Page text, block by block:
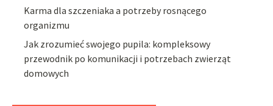
Karma dla szczeniaka a potrzeby rosnącego
organizmu
Jak zrozumieć swojego pupila: kompleksowy
przewodnik po komunikacji i potrzebach zwierząt
domowych